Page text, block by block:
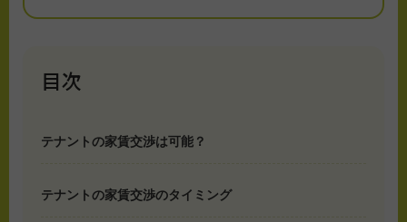
目次
テナントの家賃交渉は可能？
テナントの家賃交渉のタイミング